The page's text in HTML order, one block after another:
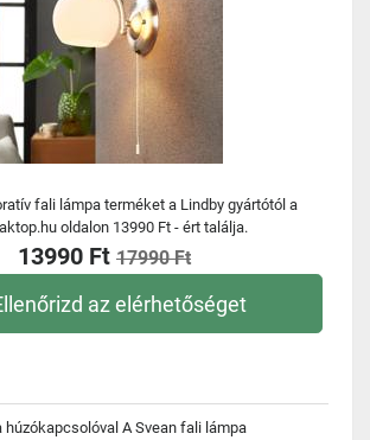
fali lámpa terméket a Lindby gyártótól a
oldalon 13990 Ft - ért találja.
13990 Ft 17990 Ft
az elérhetőséget
húzókapcsolóval A Svean fali lámpa